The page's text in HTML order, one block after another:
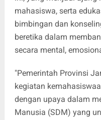
mahasiswa, serta
bimbingan dan
beretika dalam
secara mental,
"Pemerintah Provinsi
kegiatan
dengan upaya dalam
Manusia (SDM) yang